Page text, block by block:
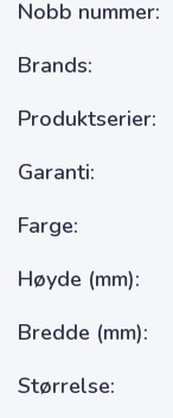
Nobb nummer
Brands
Produktserier
Garanti
Farge
Høyde (mm)
Bredde (mm)
Størrelse